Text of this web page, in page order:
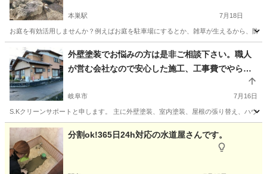
本巣駅 7月18日
お庭を有効活用しませんか？例えばお庭を駐車場にするとか、雑草が生えるから、防
岐阜 本巣市 本巣駅 その他 シート
外壁塗装でお悩みの方は是非ご相談下さい。職人
が営む会社なので安心した施工、工事費でやらせ
岐阜市 7月16日
S.Kクリーンサポートと申します。 主に外壁塗装、室内塗装、屋根の張り替え、ハウ
岐阜 岐阜市 その他 外壁塗装
分割ok!365日24h対応の水道屋さんです。